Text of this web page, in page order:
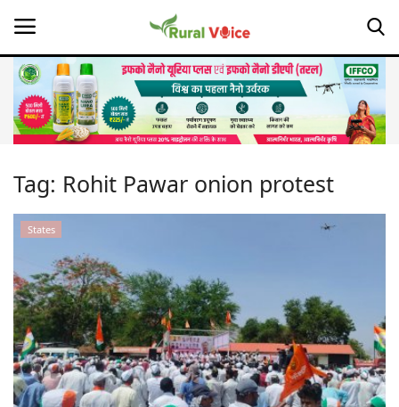
Home
About Us
Leadership Profiles
Opinion
Politics
Magazine
Tag: Rohit Pawar onion protest
States